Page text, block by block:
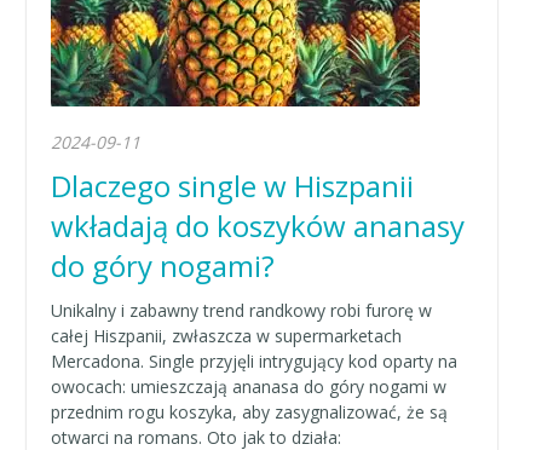
2024-09-11
Dlaczego single w Hiszpanii
wkładają do koszyków ananasy
do góry nogami?
Unikalny i zabawny trend randkowy robi furorę w
całej Hiszpanii, zwłaszcza w supermarketach
Mercadona. Single przyjęli intrygujący kod oparty na
owocach: umieszczają ananasa do góry nogami w
przednim rogu koszyka, aby zasygnalizować, że są
otwarci na romans. Oto jak to działa: